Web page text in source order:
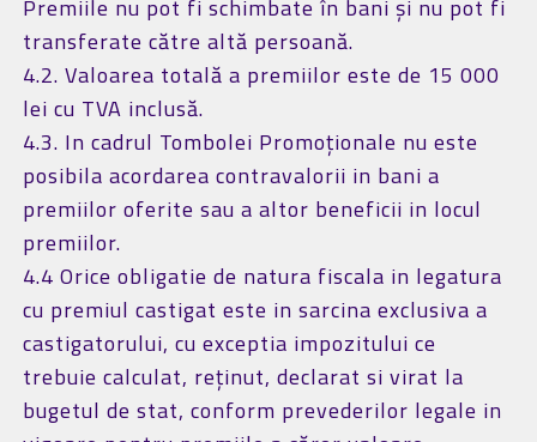
Premiile nu pot fi schimbate în bani și nu pot fi
transferate către altă persoană.
4.2. Valoarea totală a premiilor este de 15 000
lei cu TVA inclusă.
4.3. In cadrul Tombolei Promoționale nu este
posibila acordarea contravalorii in bani a
premiilor oferite sau a altor beneficii in locul
premiilor.
4.4 Orice obligatie de natura fiscala in legatura
cu premiul castigat este in sarcina exclusiva a
castigatorului, cu exceptia impozitului ce
trebuie calculat, reținut, declarat si virat la
bugetul de stat, conform prevederilor legale in